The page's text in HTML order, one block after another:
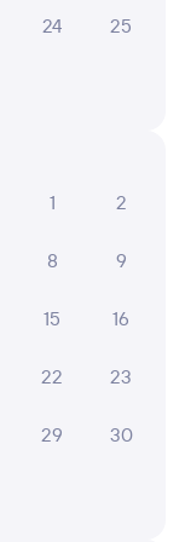
поездах
24 25
1
2
8 9
15 16
22 23
29 30